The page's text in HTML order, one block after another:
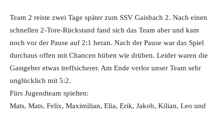
Team 2 reiste zwei Tage später zum SSV Gaisbach 2. Nach einen
schnellen 2-Tore-Rückstand fand sich das Team aber und kam
noch vor der Pause auf 2:1 heran. Nach der Pause war das Spiel
durchaus offen mit Chancen hüben wie drüben. Leider waren die
Gastgeber etwas treffsicherer. Am Ende verlor unser Team sehr
unglücklich mit 5:2.
Fürs Jugendteam spielten:
Mats, Mats, Felix, Maximilian, Elia, Erik, Jakob, Kilian, Leo und